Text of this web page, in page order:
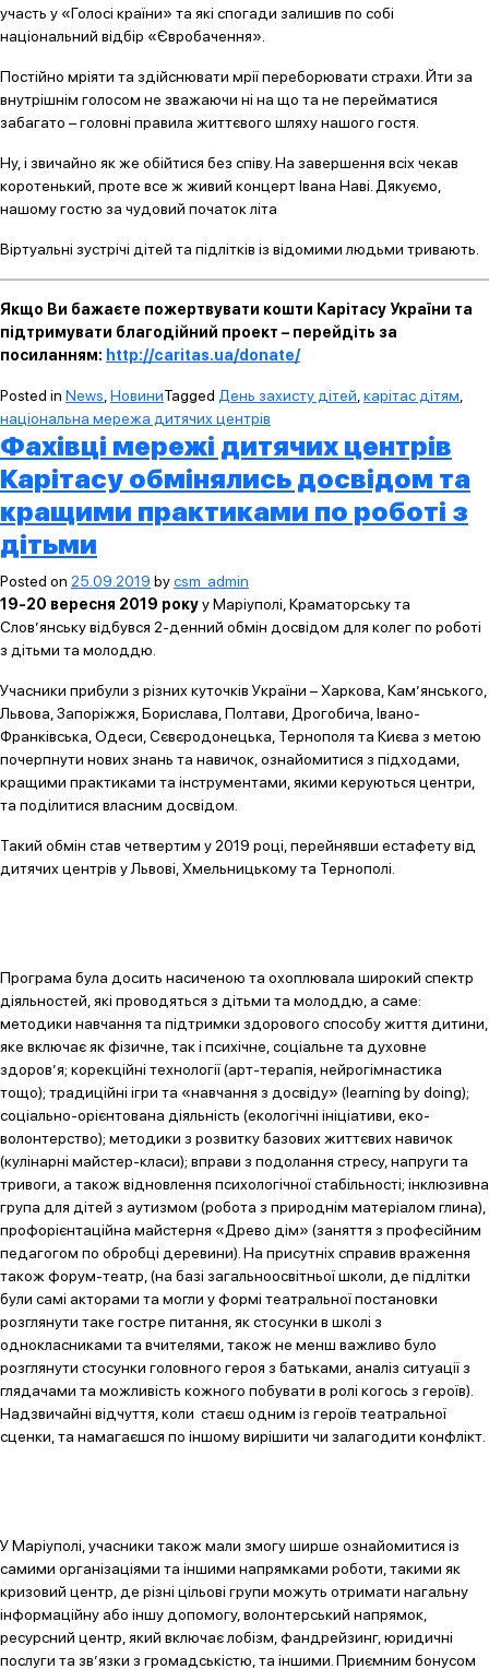
участь у «Голосі країни» та які спогади залишив по собі
національний відбір «Євробачення».
Постійно мріяти та здійснювати мрії переборювати страхи. Йти за
внутрішнім голосом не зважаючи ні на що та не перейматися
забагато – головні правила життєвого шляху нашого гостя.
Ну, і звичайно як же обійтися без співу. На завершення всіх чекав
коротенький, проте все ж живий концерт Івана Наві. Дякуємо,
нашому гостю за чудовий початок літа
Віртуальні зустрічі дітей та підлітків із відомими людьми тривають.
Якщо Ви бажаєте пожертвувати кошти Карітасу України та
підтримувати благодійний проект – перейдіть за
посиланням: http://caritas.ua/donate/
Posted in News НовиниTagged День захисту дітей карітас дітям
національна мережа дитячих центрів
Фахівці мережі дитячих центрів
Карітасу обмінялись досвідом та
кращими практиками по роботі з
дітьми
Posted on 25.09.2019 bycsm_admin
19-20 вересня 2019 рокуу Маріуполі, Краматорську та
Слов’янську відбувся 2-денний обмін досвідом для колег по роботі
з дітьми та молоддю.
Учасники прибули з різних куточків України – Харкова, Кам’янського,
Львова, Запоріжжя, Борислава, Полтави, Дрогобича, Івано-
Франківська, Одеси, Сєвєродонецька, Тернополя та Києва з метою
почерпнути нових знань та навичок, ознайомитися з підходами,
кращими практиками та інструментами, якими керуються центри,
та поділитися власним досвідом.
Такий обмін став четвертим у 2019 році, перейнявши естафету від
дитячих центрів у Львові, Хмельницькому та Тернополі.
Програма була досить насиченою та охоплювала широкий спектр
діяльностей, які проводяться з дітьми та молоддю, а саме:
методики навчання та підтримки здорового способу життя дитини,
яке включає як фізичне, так і психічне, соціальне та духовне
здоров’я; корекційні технології (арт-терапія, нейрогімнастика
тощо); традиційні ігри та «навчання з досвіду» (learning by doing);
соціально-орієнтована діяльність (екологічні ініціативи, еко-
волонтерство); методики з розвитку базових життєвих навичок
(кулінарні майстер-класи); вправи з подолання стресу, напруги та
тривоги, а також відновлення психологічної стабільності; інклюзивна
група для дітей з аутизмом (робота з природнім матеріалом глина),
профорієнтаційна майстерня «Древо дім» (заняття з професійним
педагогом по обробці деревини). На присутніх справив враження
також форум-театр, (на базі загальноосвітньої школи, де підлітки
були самі акторами та могли у формі театральної постановки
розглянути таке гостре питання, як стосунки в школі з
однокласниками та вчителями, також не менш важливо було
розглянути стосунки головного героя з батьками, аналіз ситуації з
глядачами та можливість кожного побувати в ролі когось з героїв).
Надзвичайні відчуття, коли стаєш одним із героїв театральної
сценки, та намагаєшся по іншому вирішити чи залагодити конфлікт.
У Маріуполі, учасники також мали змогу ширше ознайомитися із
самими організаціями та іншими напрямками роботи, такими як
кризовий центр, де різні цільові групи можуть отримати нагальну
інформаційну або іншу допомогу, волонтерський напрямок,
ресурсний центр, який включає лобізм, фандрейзинг, юридичні
послуги та зв’язки з громадськістю, та іншими. Приємним бонусом